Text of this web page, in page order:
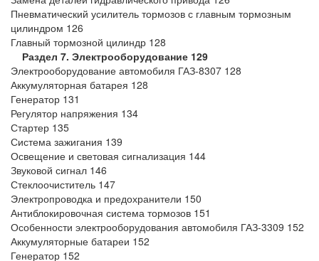
Пневматический усилитель тормозов с главным тормозным
цилиндром 126
Главный тормозной цилиндр 128
Раздел 7. Электрооборудование 129
Электрооборудование автомобиля ГАЗ-8307 128
Аккумуляторная батарея 128
Генератор 131
Регулятор напряжения 134
Стартер 135
Система зажигания 139
Освещение и световая сигнализация 144
Звуковой сигнал 146
Стеклоочиститель 147
Электропроводка и предохранители 150
Антиблокировочная система тормозов 151
Особенности электрооборудования автомобиля ГАЗ-3309 152
Аккумуляторные батареи 152
Генератор 152